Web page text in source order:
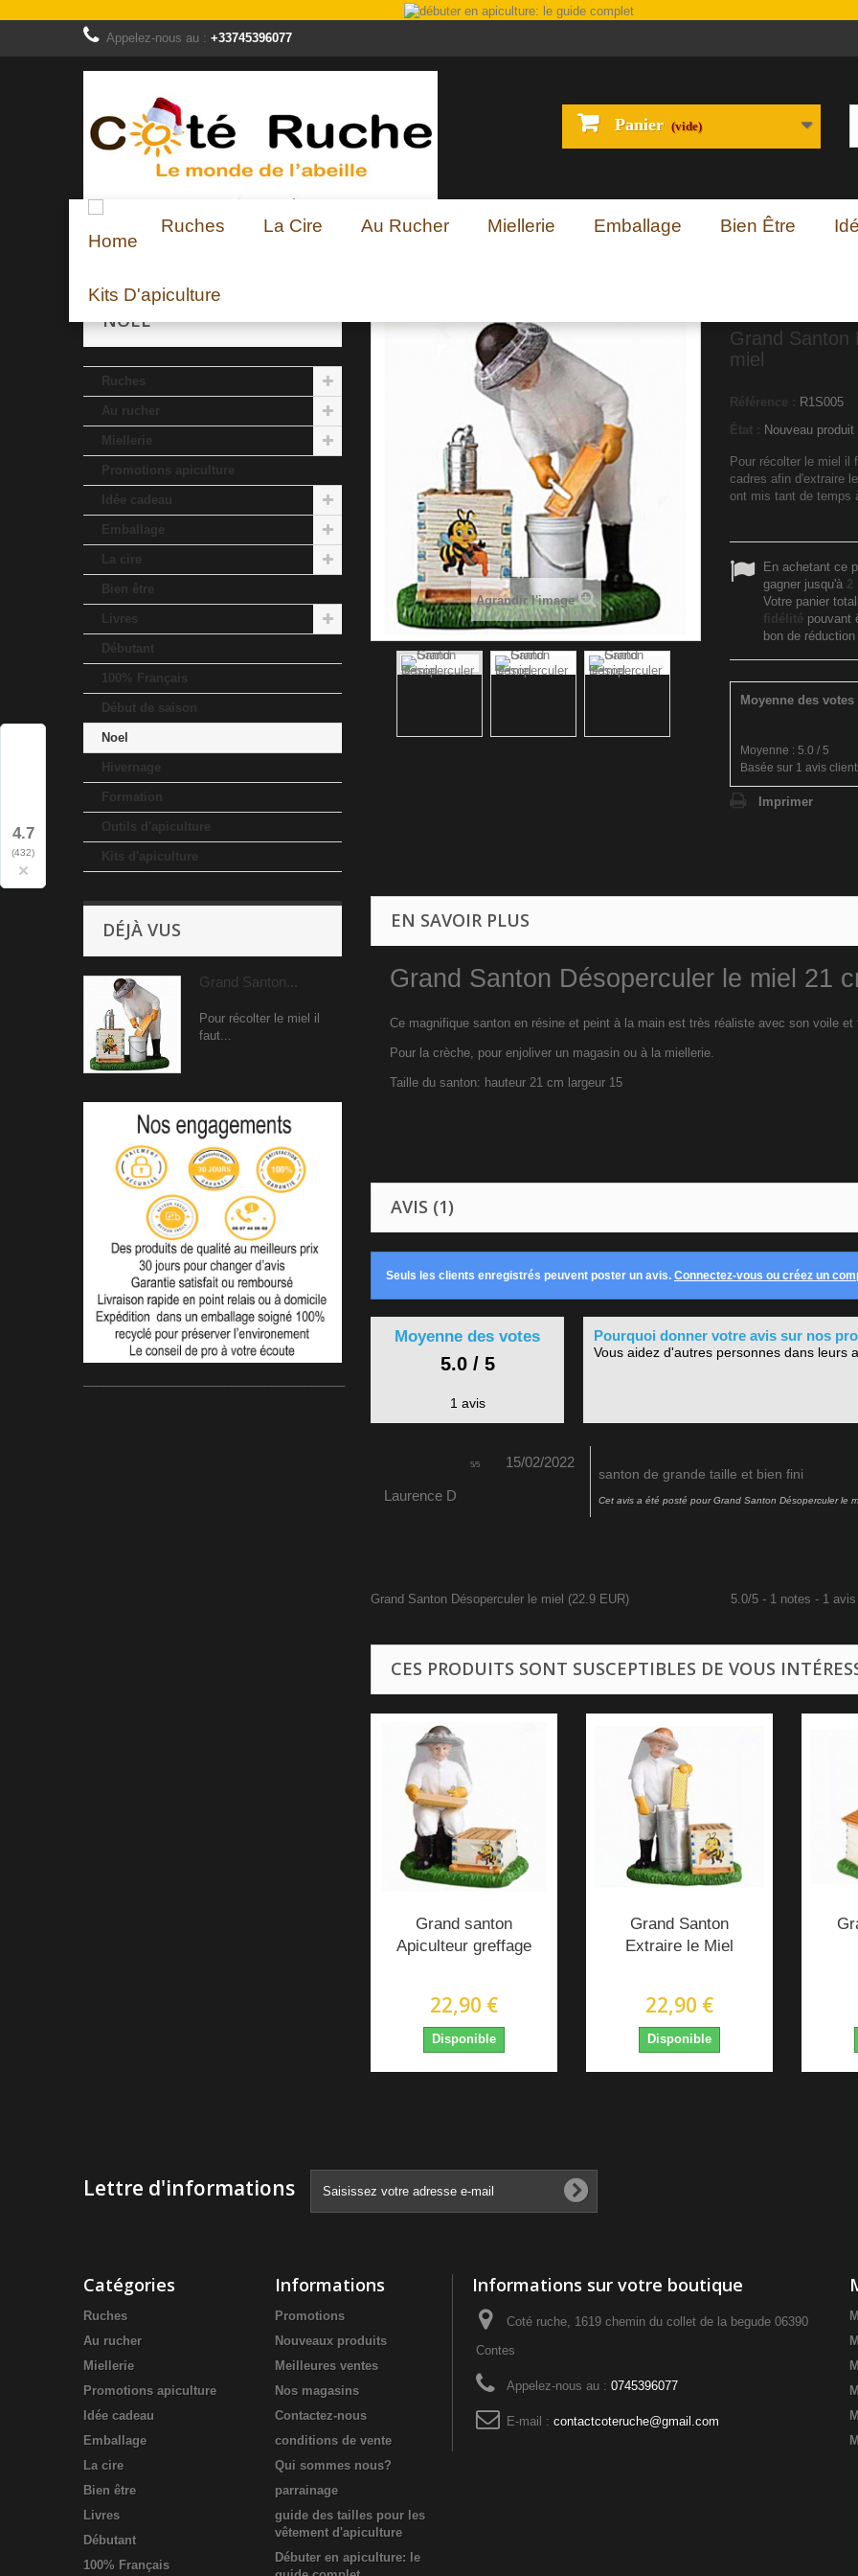
Appelez-nous au : +33745396077
Panier (vide)
4.7
(432)
×
Ruches La Cire Au Rucher Miellerie Emballage Bien Être
Kits D'apiculture
NOEL
Ruches
Au rucher
Miellerie
Promotions apiculture
Idée cadeau
Emballage
La cire
Bien être
Livres
Débutant
100% Français
Début de saison
Noel
Hivernage
Formation
Outils d'apiculture
Kits d'apiculture
DÉJÀ VUS
Grand Santon...
Pour récolter le miel il
faut...
Agrandir l'image
Grand Santon
miel
Référence : R1S005
État : Nouveau produit
Pour récolter le miel il
cadres afin d'extraire
ont mis tant de temps
En achetant ce
gagner jusqu'à 2
Votre panier
fidélité pouvant
bon de réduction
Moyenne des
Moyenne : 5.0 / 5
Basée sur 1 avis
Imprimer
EN SAVOIR PLUS
Grand Santon Désoperculer le miel 21
Ce magnifique santon en résine et peint à la main est très réaliste avec son voile et
Pour la crèche, pour enjoliver un magasin ou à la miellerie.
Taille du santon: hauteur 21 cm largeur 15
AVIS (1)
Seuls les clients enregistrés peuvent poster un avis. Connectez-vous ou créez un
Moyenne des votes
5.0 / 5
1 avis
Pourquoi donner votre avis sur nos
Vous aidez d'autres personnes dans leurs
5/5 15/02/2022
Laurence D
santon de grande taille et bien fini
Cet avis a été posté pourGrand Santon Désoperculer le
Grand Santon Désoperculer le miel (22.9 EUR) 5.0/5 - 1 notes - 1 avis
CES PRODUITS SONT SUSCEPTIBLES DE VOUS
Grand santon
Apiculteur greffage
22,90 €
Disponible
Grand Santon
Extraire le Miel
22,90 €
Disponible
Lettre d'informations
Catégories
Ruches
Au rucher
Miellerie
Promotions apiculture
Idée cadeau
Emballage
La cire
Bien être
Livres
Débutant
100% Français
Informations
Promotions
Nouveaux produits
Meilleures ventes
Nos magasins
Contactez-nous
conditions de vente
Qui sommes nous?
parrainage
guide des tailles pour les
vêtement d'apiculture
Débuter en apiculture: le
Informations sur votre boutique
Coté ruche, 1619 chemin du collet de la begude 06390
Contes
Appelez-nous au : 0745396077
E-mail : contactcoteruche@gmail.com